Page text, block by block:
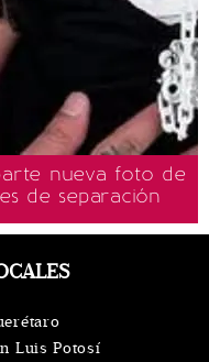
nueva foto de
de separación
Luis Potosí